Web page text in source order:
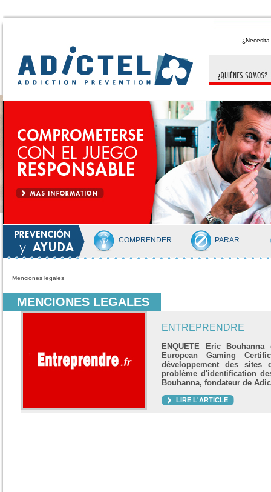
¿Necesita
COMPRENDER PARAR
Menciones legales
MENCIONES LEGALES
ENTREPRENDRE
ENQUETE Eric
European Gaming
développement des
problème d'identification
Bouhanna, fondateur de
LIRE L'ARTICLE